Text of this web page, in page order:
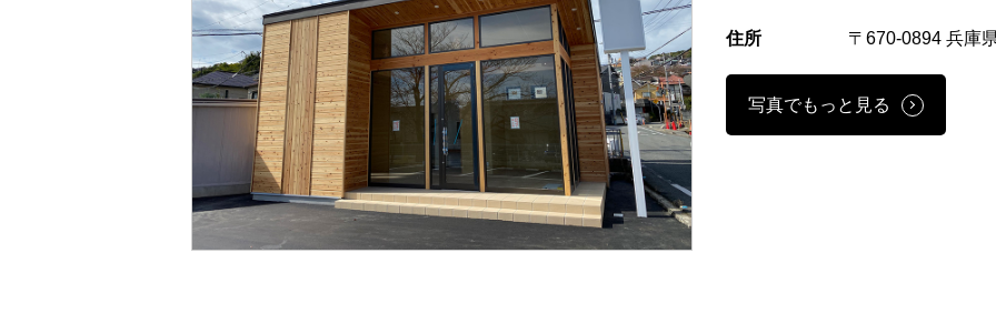
住所 〒670-0894 兵庫
写真でもっと見る